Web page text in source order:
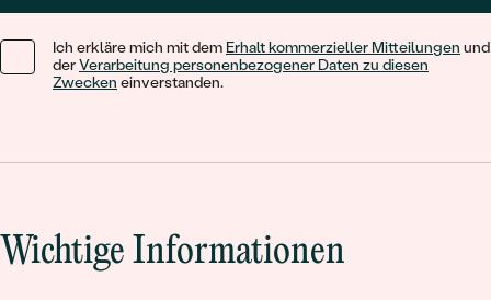
Ich erkläre mich mit dem Erhalt kommerzieller Mitteilungen und
derVerarbeitung personenbezogener Daten zu diesen
Zwecken einverstanden.
Wichtige Informationen